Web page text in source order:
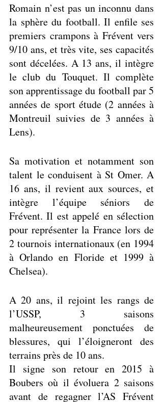
Romain n’est pas un inconnu dans
la sphère du football. Il enfile ses
premiers crampons à Frévent vers
9/10 ans, et très vite, ses capacités
sont décelées. A 13 ans, il intègre
le club du Touquet. Il complète
son apprentissage du football par 5
années de sport étude (2 années à
Montreuil suivies de 3 années à
Lens).
Sa motivation et notamment son
talent le conduisent à St Omer. A
16 ans, il revient aux sources, et
intègre l’équipe séniors de
Frévent. Il est appelé en sélection
pour représenter la France lors de
2 tournois internationaux (en 1994
à Orlando en Floride et 1999 à
Chelsea).
A 20 ans, il rejoint les rangs de
l’USSP, 3 saisons
malheureusement ponctuées de
blessures, qui l’éloigneront des
terrains près de 10 ans.
Il signe son retour en 2015 à
Boubers où il évoluera 2 saisons
avant de regagner l’AS Frévent